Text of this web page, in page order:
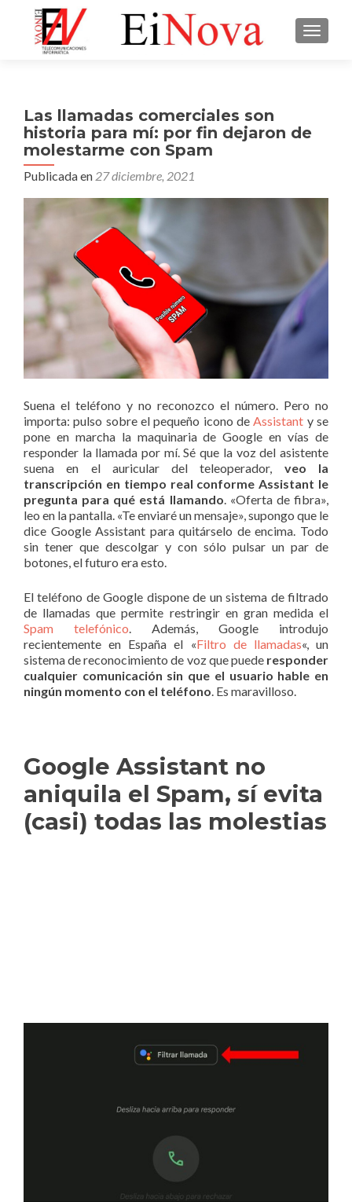
Las llamadas comerciales son
historia para mí: por fin dejaron de
molestarme con Spam
Publicada en 27 diciembre, 2021
Suena el teléfono y no reconozco el número. Pero no
importa: pulso sobre el pequeño icono de Assistant y se
pone en marcha la maquinaria de Google en vías de
responder la llamada por mí. Sé que la voz del asistente
suena en el auricular del teleoperador, veo la
transcripción en tiempo real conforme Assistant le
pregunta para qué está llamando . «Oferta de fibra»,
leo en la pantalla. «Te enviaré un mensaje», supongo que le
dice Google Assistant para quitárselo de encima. Todo
sin tener que descolgar y con sólo pulsar un par de
botones, el futuro era esto.
El teléfono de Google dispone de un sistema de filtrado
de llamadas que permite restringir en gran medida el
Spam telefónico . Además, Google introdujo
recientemente en España el «Filtro de llamadas«, un
sistema de reconocimiento de voz que puede responder
cualquier comunicación sin que el usuario hable en
ningún momento con el teléfono . Es maravilloso.
Google Assistant no
aniquila el Spam, sí evita
(casi) todas las molestias